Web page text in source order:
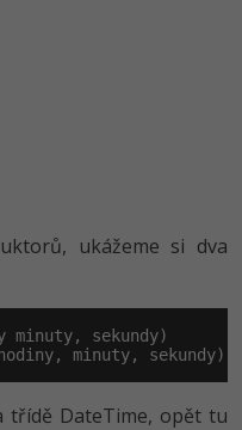
ukážeme si dva
minuty, sekundy)
třídě DateTime, opět tu